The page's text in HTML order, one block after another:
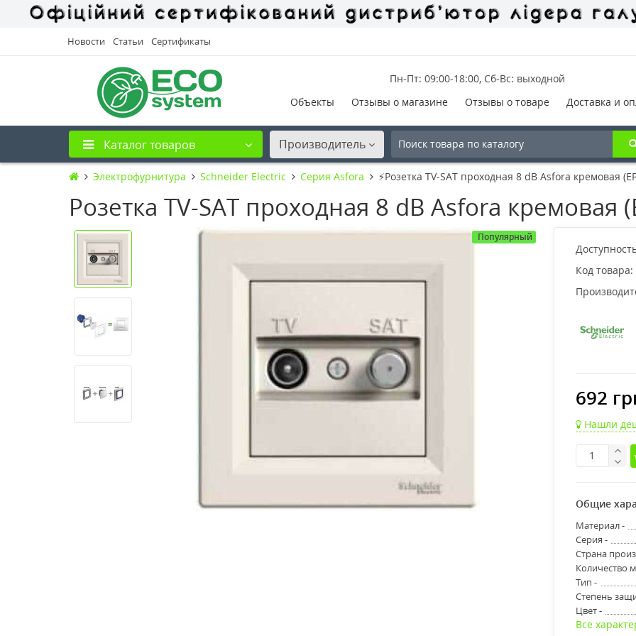
Новости Статьи Сертификаты
Пн-Пт: 09:00-18:00, Сб-Вс: выходной
Объекты
Отзывы о магазине Отзывы о товаре Доставка и
Каталог товаров Производитель
Электрофурнитура Schneider Electric Серия Asfora ⚡Розетка TV-SAT проходная 8 dB Asfora кремовая
Розетка TV-SAT проходная 8 dB Asfora кремовая
Популярный
Код товара:
692
Нашли
Общие
Материал -
Серия -
Страна
Количество
Тип -
Степень
Цвет -
Все